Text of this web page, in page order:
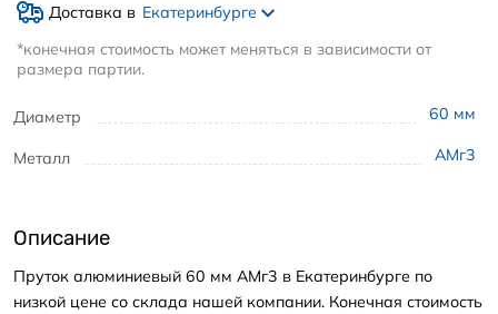
Диаметр 60 мм
Металл АМг3
Доставка в Екатеринбурге
*конечная стоимость может меняться в зависимости от
размера партии.
Описание
Пруток алюминиевый 60 мм АМг3 в Екатеринбурге по
низкой цене со склада нашей компании. Конечная стоимость